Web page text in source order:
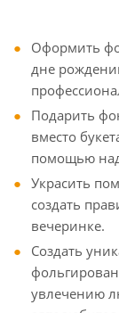
Оформить
дне
Подарить
вместо
помощью
Украсить
создать
вечеринке.
Создать
увлечению